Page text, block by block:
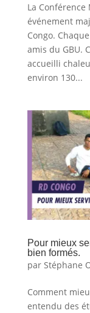
La Conférence
événement
Congo.
amis du GBU.
accueilli
environ 130...
Pour mieux
bien formés.
par Stéphane
Comment
entendu des